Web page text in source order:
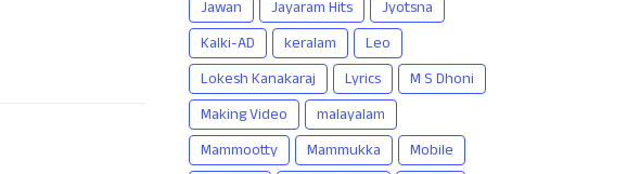
Jawan
Jayaram Hits
Jyotsna
Kalki-AD
keralam
Leo
Lokesh Kanakaraj
Lyrics
M S Dhoni
Making Video
malayalam
Mammootty
Mammukka
Mobile